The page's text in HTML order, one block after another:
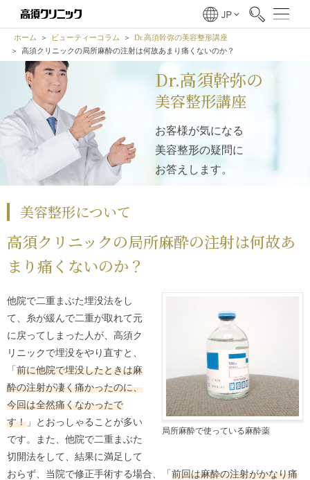
ホーム ビューティーコラム
Dr.高須幹弥の美容整形講座
高須クリニックの局所麻酔の注射は何故あまり痛くないのか？
Dr.高須幹弥の
美容整形講座
お客様が気になる
美容整形の疑問に
お答えします。
美容整形について
高須クリニックの局所麻酔の注射は何故あ
まり痛くないのか？
局所麻酔で使っている麻酔薬
他院で二重まぶた埋没法をし
て、糸が緩んで二重が取れて元
に戻ってしまった人が、高須ク
リニックで埋没をやり直すと、
「 前に他院で埋没したときは麻
酔の注射が凄く痛かったのに、
今回は全然痛くなかったで
す！ 」とおっしゃることが多い
です。また、他院で二重まぶた
切開法をして、結果に満足して
おらず、当院で修正手術する場合、「 前回は麻酔の注射がかなり痛